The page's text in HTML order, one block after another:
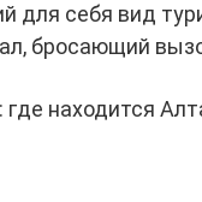
для себя вид
бросающий
находится